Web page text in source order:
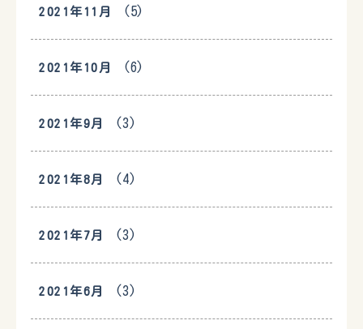
2021年11月 (5)
2021年10月 (6)
2021年9月 (3)
2021年8月 (4)
2021年7月 (3)
2021年6月 (3)